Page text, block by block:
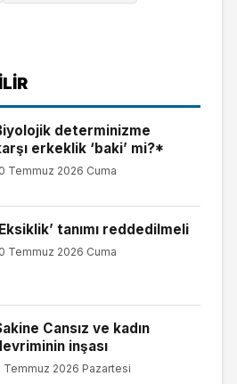
determinizme
erkeklik ‘baki’ mi?*
Temmuz 2026 Cuma
tanımı reddedilmeli
Temmuz 2026 Cuma
Cansız ve kadın
inşası
Temmuz 2026 Pazartesi